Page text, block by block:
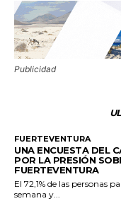
Publicidad
FUERTEVENTURA
UNA ENCUESTA DEL
POR LA PRESIÓN
FUERTEVENTURA
El 72,1% de las personas
semana y...